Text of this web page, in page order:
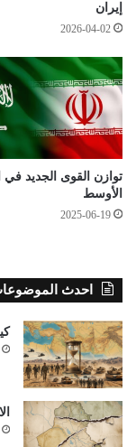
إيران
2026-04-02
توازن القوى الجديد
الأوسط
2025-06-19
احدث